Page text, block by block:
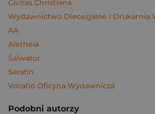
Civitas Christiana
Wydawnictwo Diecezjalne i Drukarnia
AA
Aletheia
Salwator
Serafin
Vocatio Oficyna Wydawnicza
Podobni autorzy